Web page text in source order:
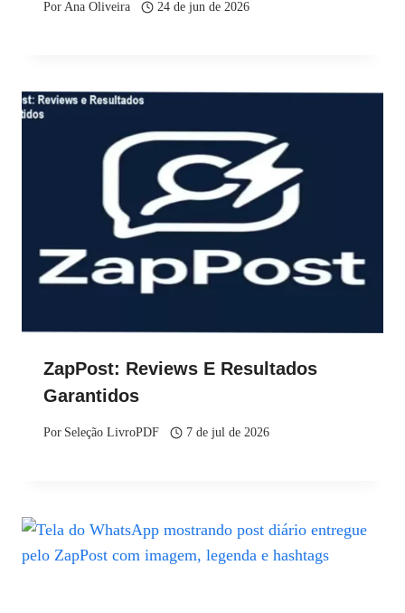
PorAna Oliveira 24 de jun de 2026
ZapPost: Reviews E Resultados
Garantidos
Por Seleção LivroPDF 7 de jul de 2026